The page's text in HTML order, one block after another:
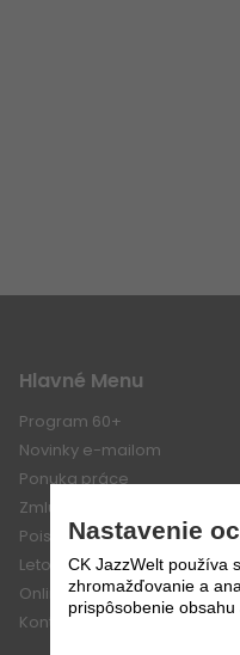
Hlavné Menu
Program 60+
Novinky e-mailom
Ponuka práce
Zmluvné vzťahy / Dokumenty
Poistenie
Letové poriadky a
Online platba
Kontakt
Nastavenie
CK JazzWelt používa
zhromažďovanie a
prispôsobenie obsahu